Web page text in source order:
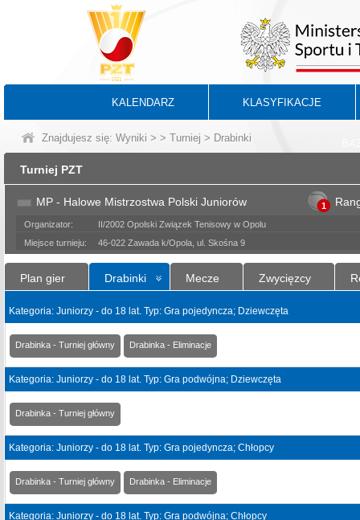
KALENDARZ KLASYFIKACJE
Znajdujesz się: Wyniki > > Turniej > Drabinki
Turniej PZT
MP - Halowe Mistrzostwa Polski Juniorów 1
Organizator:
II/2002 Opolski Związek Tenisowy w Opolu
Miejsce turnieju:
46-022 Zawada k/Opola, ul. Skośna 9
Plan gier Drabinki Mecze Zwycięzcy
Kategoria: Juniorzy - do 18 lat. Typ: Gra pojedyncza; Dziewczęta
Drabinka - Turniej główny Drabinka - Eliminacje
Kategoria: Juniorzy - do 18 lat. Typ: Gra podwójna; Dziewczęta
Drabinka - Turniej główny
Kategoria: Juniorzy - do 18 lat. Typ: Gra pojedyncza; Chłopcy
Drabinka - Turniej główny Drabinka - Eliminacje
Kategoria: Juniorzy - do 18 lat. Typ: Gra podwójna; Chłopcy